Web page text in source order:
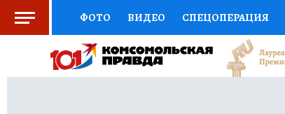
ФОТО ВИДЕО СПЕЦОПЕРАЦИЯ
СОЦПОДДЕРЖКА НАУКА СПОРТ